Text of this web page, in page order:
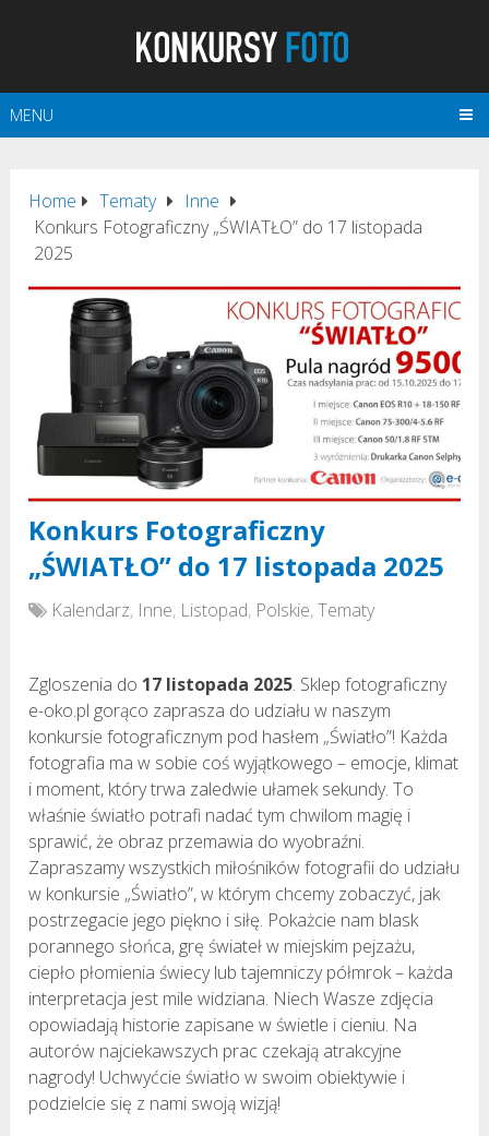
MENU
Home Tematy
Inne
Konkurs Fotograficzny „ŚWIATŁO” do 17 listopada
2025
Konkurs Fotograficzny
„ŚWIATŁO” do 17 listopada 2025
Kalendarz, Inne, Listopad, Polskie,Tematy
Zgloszenia do 17 listopada 2025. Sklep fotograficzny
e-oko.pl gorąco zaprasza do udziału w naszym
konkursie fotograficznym pod hasłem „Światło”! Każda
fotografia ma w sobie coś wyjątkowego – emocje, klimat
i moment, który trwa zaledwie ułamek sekundy. To
właśnie światło potrafi nadać tym chwilom magię i
sprawić, że obraz przemawia do wyobraźni.
Zapraszamy wszystkich miłośników fotografii do udziału
w konkursie „Światło”, w którym chcemy zobaczyć, jak
postrzegacie jego piękno i siłę. Pokażcie nam blask
porannego słońca, grę świateł w miejskim pejzażu,
ciepło płomienia świecy lub tajemniczy półmrok – każda
interpretacja jest mile widziana. Niech Wasze zdjęcia
opowiadają historie zapisane w świetle i cieniu. Na
autorów najciekawszych prac czekają atrakcyjne
nagrody! Uchwyćcie światło w swoim obiektywie i
podzielcie się z nami swoją wizją!